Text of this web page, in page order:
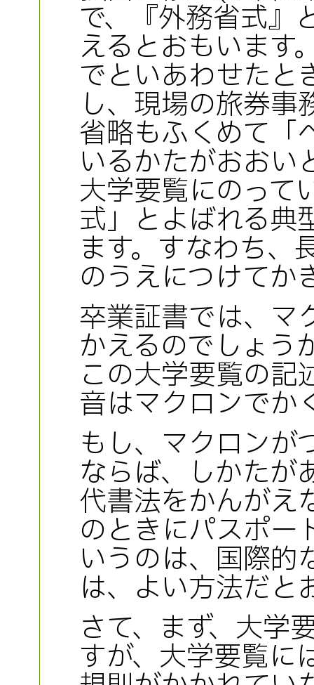
で、『外務省式』
えるとおもいま
でといあわせたと
し、現場の旅券
省略もふくめて「
いるかたがおおい
大学要覧にのって
式」とよばれる典
ます。すなわち、
のうえにつけてか
卒業証書では、マ
かえるのでしょう
この大学要覧の記
音はマクロンでか
もし、マクロンが
ならば、しかたが
代書法をかんがえ
のときにパスポー
いうのは、国際的
は、よい方法だと
さて、まず、大学
すが、大学要覧に